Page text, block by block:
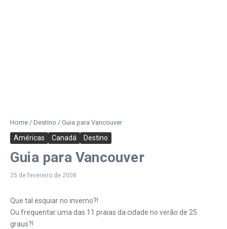
Home / Destino / Guia para Vancouver
Américas Canadá Destino
Guia para Vancouver
25 de fevereiro de 2008
Que tal esquiar no inverno?!
Ou frequentar uma das 11 praias da cidade no verão de 25
graus?!